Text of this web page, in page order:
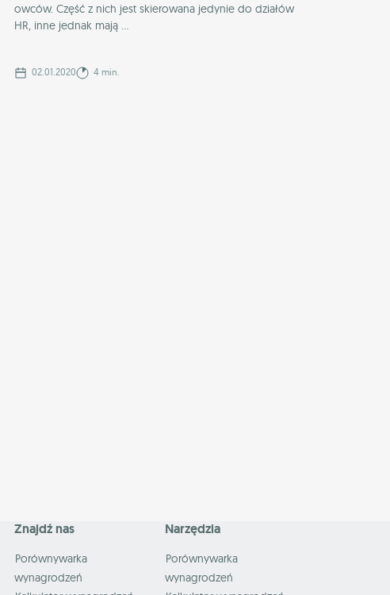
owców. Część z nich jest skierowana jedynie do działów
HR, inne jednak mają ...
02.01.2020 4 min.
Znajdź nas
Porównywarka
wynagrodzeń
Narzędzia
Porównywarka
wynagrodzeń